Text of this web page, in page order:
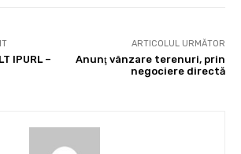
IPURL –
ARTICOLUL URMĂTOR
Anunţ vânzare terenuri, prin
negociere directă